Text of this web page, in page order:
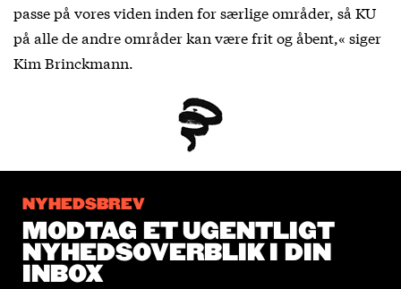
passe på vores viden inden for særlige områder, så KU
på alle de andre områder kan være frit og åbent,« siger
Kim Brinckmann.
NYHEDSBREV
MODTAG ET UGENTLIGT
NYHEDSOVERBLIK I DIN
INBOX